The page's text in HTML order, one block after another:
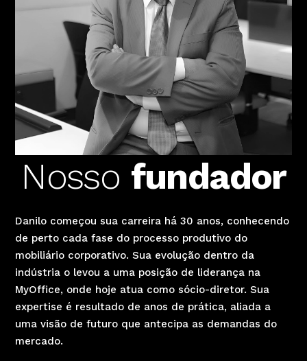
Nosso fundador
Danilo começou sua carreira há 30 anos, conhecendo
de perto cada fase do processo produtivo do
mobiliário corporativo. Sua evolução dentro da
indústria o levou a uma posição de liderança na
MyOffice, onde hoje atua como sócio-diretor. Sua
expertise é resultado de anos de prática, aliada a
uma visão de futuro que antecipa as demandas do
mercado.